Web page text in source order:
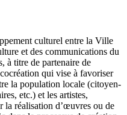
culturel entre la Ville
et des communications du
à titre de partenaire de
qui vise à favoriser
la population locale (citoyen-
etc.) et les artistes,
la réalisation d’œuvres ou de